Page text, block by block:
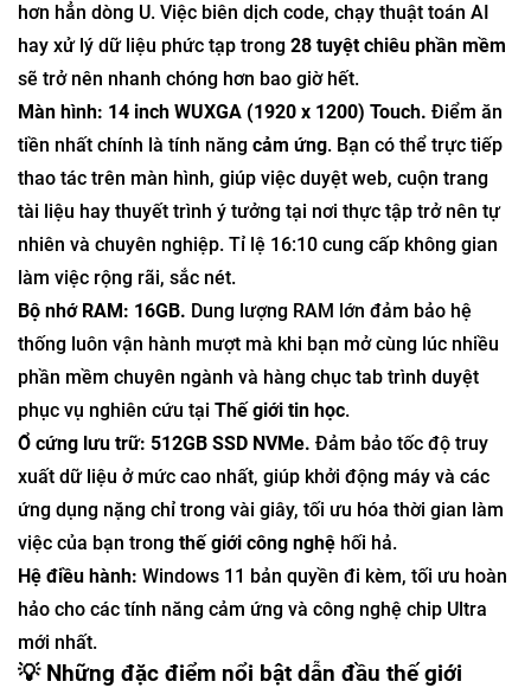
hơn hẳn dòng U. Việc biên dịch code, chạy thuật toán AI
hay xử lý dữ liệu phức tạp trong 28 tuyệt chiêu phần mềm
sẽ trở nên nhanh chóng hơn bao giờ hết.
Màn hình: 14 inch WUXGA (1920 x 1200) Touch. Điểm ăn
tiền nhất chính là tính năng cảm ứng. Bạn có thể trực tiếp
thao tác trên màn hình, giúp việc duyệt web, cuộn trang
tài liệu hay thuyết trình ý tưởng tại nơi thực tập trở nên tự
nhiên và chuyên nghiệp. Tỉ lệ 16:10 cung cấp không gian
làm việc rộng rãi, sắc nét.
Bộ nhớ RAM: 16GB. Dung lượng RAM lớn đảm bảo hệ
thống luôn vận hành mượt mà khi bạn mở cùng lúc nhiều
phần mềm chuyên ngành và hàng chục tab trình duyệt
phục vụ nghiên cứu tại Thế giới tin học.
Ổ cứng lưu trữ: 512GB SSD NVMe. Đảm bảo tốc độ truy
xuất dữ liệu ở mức cao nhất, giúp khởi động máy và các
ứng dụng nặng chỉ trong vài giây, tối ưu hóa thời gian làm
việc của bạn trong thế giới công nghệ hối hả.
Hệ điều hành: Windows 11 bản quyền đi kèm, tối ưu hoàn
hảo cho các tính năng cảm ứng và công nghệ chip Ultra
mới nhất.
💡 Những đặc điểm nổi bật dẫn đầu thế giới